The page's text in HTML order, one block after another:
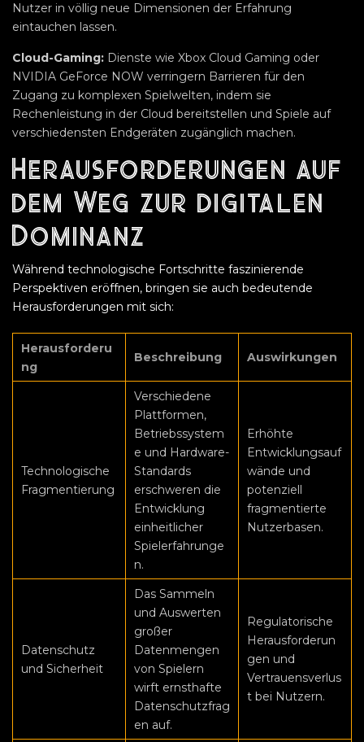
Nutzer in völlig neue Dimensionen der Erfahrung
eintauchen lassen.
Cloud-Gaming: Dienste wie Xbox Cloud Gaming oder
NVIDIA GeForce NOW verringern Barrieren für den
Zugang zu komplexen Spielwelten, indem sie
Rechenleistung in der Cloud bereitstellen und Spiele auf
verschiedensten Endgeräten zugänglich machen.
Herausforderungen auf
dem Weg zur digitalen
Dominanz
Während technologische Fortschritte faszinierende
Perspektiven eröffnen, bringen sie auch bedeutende
Herausforderungen mit sich:
Herausforderu
ng
Beschreibung Auswirkungen
Technologische
Fragmentierung
Verschiedene
Plattformen,
Betriebssystem
e und Hardware-
Standards
erschweren die
Entwicklung
einheitlicher
Spielerfahrunge
n.
Erhöhte
Entwicklungsauf
wände und
potenziell
fragmentierte
Nutzerbasen.
Datenschutz
und Sicherheit
Das Sammeln
und Auswerten
großer
Datenmengen
von Spielern
wirft ernsthafte
Datenschutzfrag
en auf.
Regulatorische
Herausforderun
gen und
Vertrauensverlus
t bei Nutzern.